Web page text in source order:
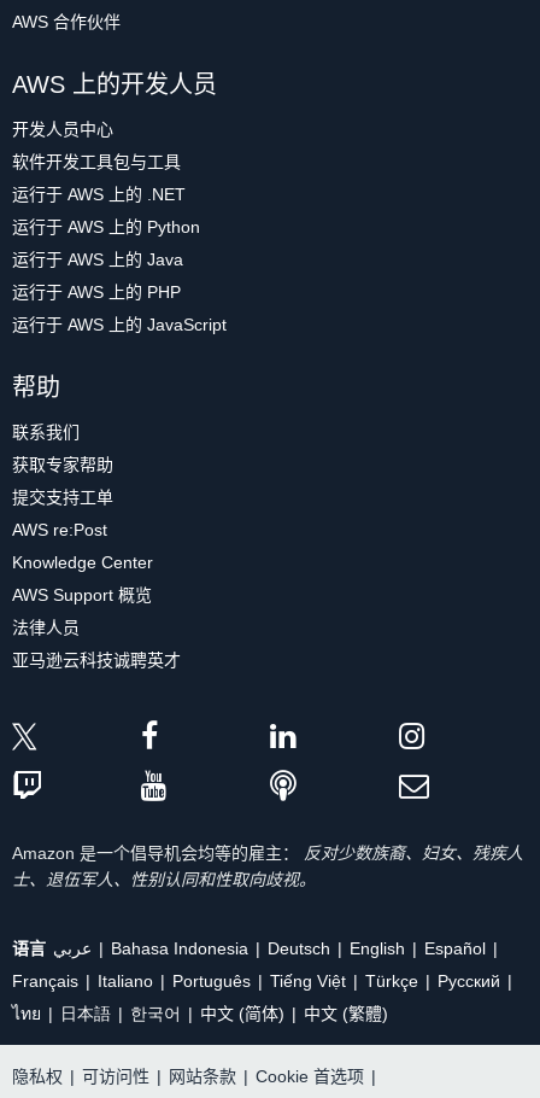
AWS 合作伙伴
AWS 上的开发人员
开发人员中心
软件开发工具包与工具
运行于 AWS 上的 .NET
运行于 AWS 上的 Python
运行于 AWS 上的 Java
运行于 AWS 上的 PHP
运行于 AWS 上的 JavaScript
帮助
联系我们
获取专家帮助
提交支持工单
AWS re:Post
Knowledge Center
AWS Support 概览
法律人员
亚马逊云科技诚聘英才
Amazon 是一个倡导机会均等的雇主：
反对少数族裔、妇女、残疾人
士、退伍军人、性别认同和性取向歧视。
语言 عربي Bahasa Indonesia Deutsch English
Español
Français
Italiano Português Tiếng Việt Türkçe
Ρусский
ไทย
日本語 한국어 中文 (简体) 中文 (繁體)
隐私权 | 可访问性 | 网站条款 | Cookie 首选项 |